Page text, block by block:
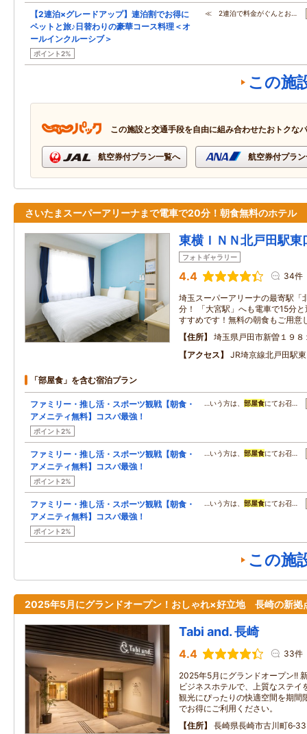
【2連泊×グレードアップ】連泊割でお得に
ペットと旅♪日替わりの豪華コース料理＜オ
ールインクルーシブ＞
ポイント2%
≪ 2連泊で料金がぐんとお…
この施
この施設と交通手段を自由に組み合わせたおトクな
航空券付プラン一覧へ 航空券付プラ
さいたまスーパーアリーナまで電車で20分！朝食無料のホテル
東横ＩＮＮ北戸田駅東
フォトギャラリー
4.4 34件
埼玉スーパーアリーナの最寄駅「
分！ 「大宮駅」へも電車で15分
すすめです！無料の朝食もご用意
住所
埼玉県戸田市新曽１９８
アクセス
JR埼京線北戸田駅
「部屋食」を含む宿泊プラン
ファミリー・推し活・スポーツ観戦【朝食・
アメニティ無料】コスパ最強！
ポイント2%
…いう方は、 部屋食にてお召…
ファミリー・推し活・スポーツ観戦【朝食・
アメニティ無料】コスパ最強！
ポイント2%
…いう方は、 部屋食にてお召…
ファミリー・推し活・スポーツ観戦【朝食・
アメニティ無料】コスパ最強！
ポイント2%
…いう方は、 部屋食にてお召…
この施
2025年5月にグランドオープン！おしゃれ×好立地 長崎の新拠
Tabi and. 長崎
4.4 33件
2025年5月にグランドオープン!!
ビジネスホテルで、上質なステイ
観光にぴったりの快適空間を期間
でお得にご利用ください。
住所
長崎県長崎市古川町6‐33